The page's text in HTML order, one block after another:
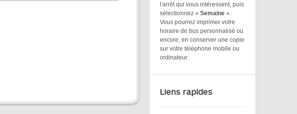
l'arrêt qui vous intéressent, puis
sélectionnez « Semaine ».
Vous pourrez imprimer votre
horaire de bus personnalisé ou
encore, en conserver une copie
sur votre téléphone mobile ou
ordinateur.
Liens rapides